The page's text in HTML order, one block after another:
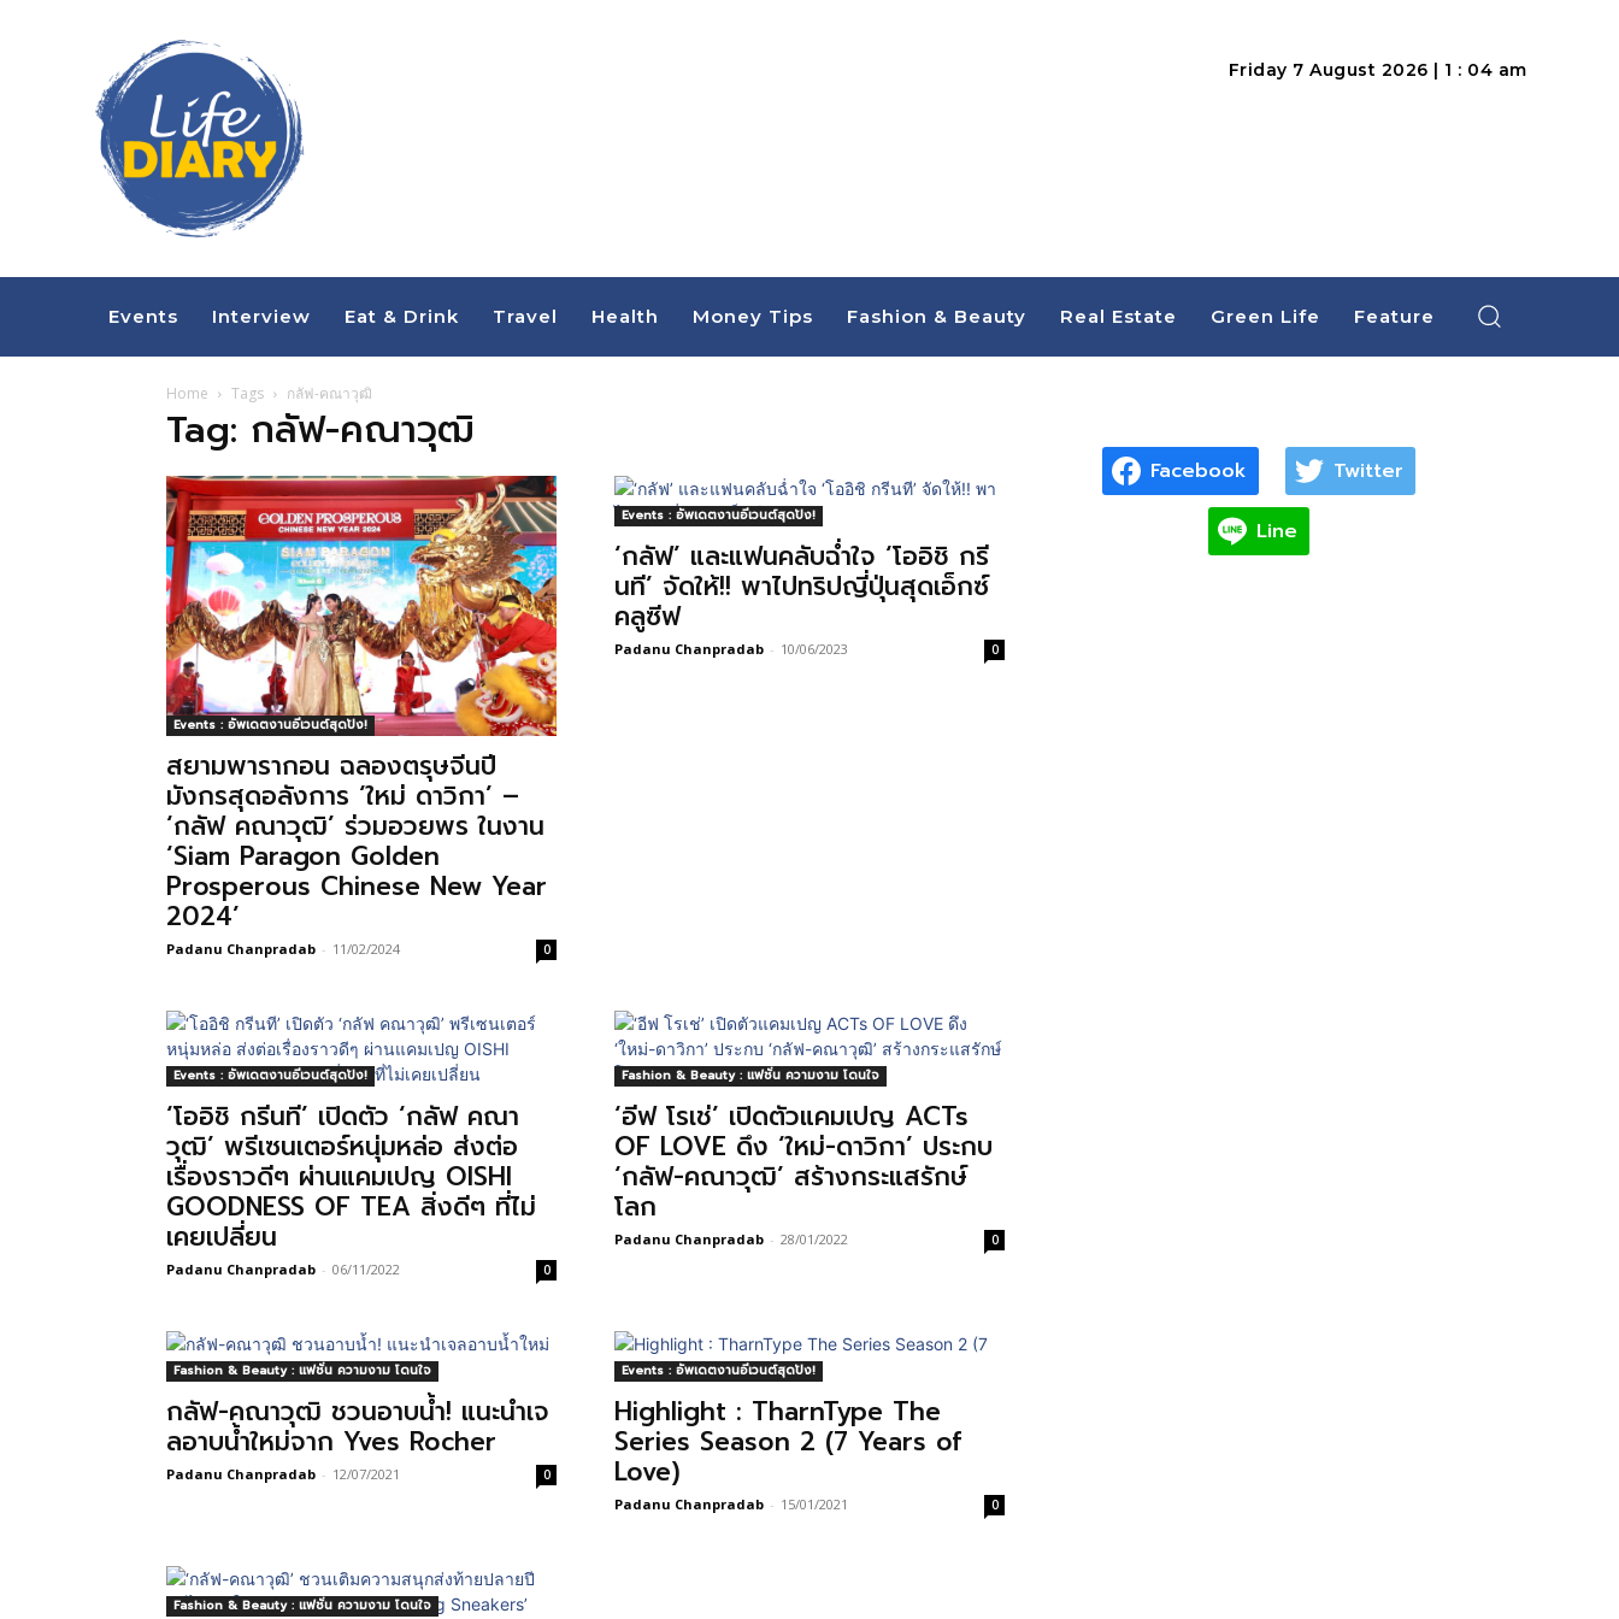
Friday 7 August 2026 | 1 : 04 am
Events Interview Eat & Drink Travel Health Money Tips Fashion & Beauty Real Estate Green Life Feature
Home Tags กลัฟ-คณาวุฒิ
Tag: กลัฟ-คณาวุฒิ
Events : อัพเดตงานอีเวนต์สุดปัง!
สยามพารากอน ฉลองตรุษจีนปี
มังกรสุดอลังการ ‘ใหม่ ดาวิกา’ –
‘กลัฟ คณาวุฒิ’ ร่วมอวยพร ในงาน
‘Siam Paragon Golden
Prosperous Chinese New Year
2024’
Padanu Chanpradab - 11/02/2024 0
Events : อัพเดตงานอีเวนต์สุดปัง!
‘กลัฟ’ และแฟนคลับฉ่ำใจ ‘โออิชิ กรี
นที’ จัดให้!! พาไปทริปญี่ปุ่นสุดเอ็กซ์
คลูซีฟ
Padanu Chanpradab - 10/06/2023 0
Events : อัพเดตงานอีเวนต์สุดปัง!
‘โออิชิ กรีนที’ เปิดตัว ‘กลัฟ คณา
วุฒิ’ พรีเซนเตอร์หนุ่มหล่อ ส่งต่อ
เรื่องราวดีๆ ผ่านแคมเปญ OISHI
GOODNESS OF TEA สิ่งดีๆ ที่ไม่
เคยเปลี่ยน
Padanu Chanpradab - 06/11/2022 0
Fashion & Beauty : แฟชั่น ความงาม โดนใจ
‘อีฟ โรเช่’ เปิดตัวแคมเปญ ACTs
OF LOVE ดึง ‘ใหม่-ดาวิกา’ ประกบ
‘กลัฟ-คณาวุฒิ’ สร้างกระแสรักษ์
โลก
Padanu Chanpradab - 28/01/2022 0
Fashion & Beauty : แฟชั่น ความงาม โดนใจ
กลัฟ-คณาวุฒิ ชวนอาบน้ำ! แนะนำเจ
ลอาบน้ำใหม่จาก Yves Rocher
Padanu Chanpradab - 12/07/2021 0
Events : อัพเดตงานอีเวนต์สุดปัง!
Highlight : TharnType The
Series Season 2 (7 Years of
Love)
Padanu Chanpradab - 15/01/2021 0
Fashion & Beauty : แฟชั่น ความงาม โดนใจ
Facebook Twitter
Line